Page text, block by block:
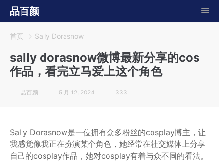
品百颜
首页 Sally Dorasnow
sally dorasnow微博最新分享的cos
作品，看完立马爱上这个角色
品百颜 5 月 12, 2024 333
Sally Dorasnow是一位拥有众多粉丝的cosplay博主，让
我感觉像我正在扮演某个角色，她经常在社交媒体上分享
自己的cosplay作品，她对cosplay有着与众不同的看法。